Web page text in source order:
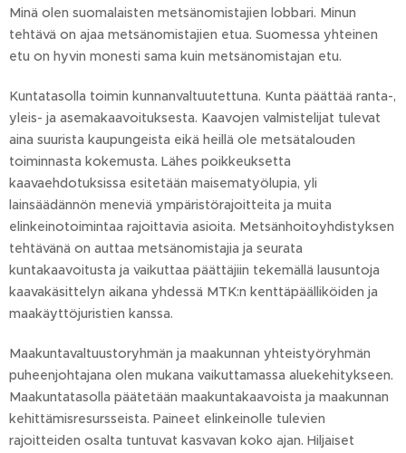
Minä olen suomalaisten metsänomistajien lobbari. Minun
tehtävä on ajaa metsänomistajien etua. Suomessa yhteinen
etu on hyvin monesti sama kuin metsänomistajan etu.
Kuntatasolla toimin kunnanvaltuutettuna. Kunta päättää ranta-,
yleis- ja asemakaavoituksesta. Kaavojen valmistelijat tulevat
aina suurista kaupungeista eikä heillä ole metsätalouden
toiminnasta kokemusta. Lähes poikkeuksetta
kaavaehdotuksissa esitetään maisematyölupia, yli
lainsäädännön meneviä ympäristörajoitteita ja muita
elinkeinotoimintaa rajoittavia asioita. Metsänhoitoyhdistyksen
tehtävänä on auttaa metsänomistajia ja seurata
kuntakaavoitusta ja vaikuttaa päättäjiin tekemällä lausuntoja
kaavakäsittelyn aikana yhdessä MTK:n kenttäpäälliköiden ja
maakäyttöjuristien kanssa.
Maakuntavaltuustoryhmän ja maakunnan yhteistyöryhmän
puheenjohtajana olen mukana vaikuttamassa aluekehitykseen.
Maakuntatasolla päätetään maakuntakaavoista ja maakunnan
kehittämisresursseista. Paineet elinkeinolle tulevien
rajoitteiden osalta tuntuvat kasvavan koko ajan. Hiljaiset